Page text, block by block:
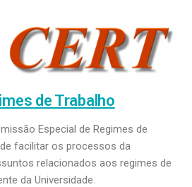
de Trabalho
Especial de Regimes de
facilitar os processos da
relacionados aos regimes de
da Universidade.